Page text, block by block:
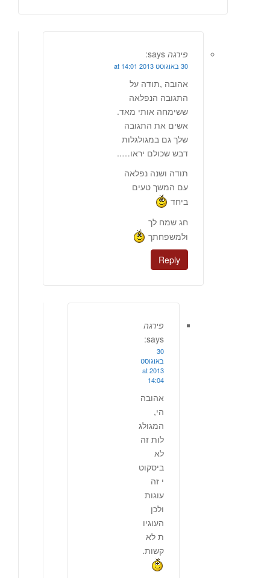
פירגה says:
30 באוגוסט 2013 at 14:01
אהובה ,תודה על
התגובה הנפלאה
ששימחה אותי מאד.
אשים את התגובה
שלך גם במגולגלות
דבש שכולם יראו…..
תודה ושנה נפלאה
עם המשך טעים
ביחד
חג שמח לך
ולמשפחתך
Reply
פירגה
says:
30
באוגוסט
2013 at
14:04
אהובה
הי,
המגולג
לות זה
לא
ביסקוט
י זה
עוגות
ולכן
העוגיו
ת לא
קשות.